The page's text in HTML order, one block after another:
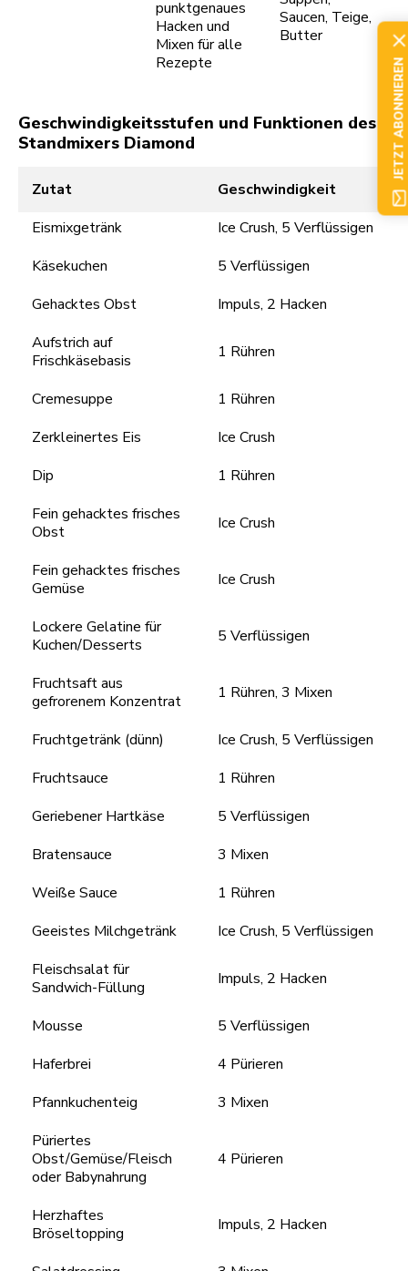
punktgenaues
Hacken und
Mixen für alle
Rezepte
Saucen, Teige,
Butter
Geschwindigkeitsstufen und Funktionen des
Standmixers Diamond
Zutat
Geschwindigkeit
Eismixgetränk
Ice Crush, 5 Verflüssigen
Käsekuchen
5 Verflüssigen
Gehacktes Obst
Impuls, 2 Hacken
Aufstrich auf
Frischkäsebasis
1 Rühren
Cremesuppe
1 Rühren
Zerkleinertes Eis
Ice Crush
Dip
1 Rühren
Fein gehacktes frisches
Obst
Ice Crush
Fein gehacktes frisches
Gemüse
Ice Crush
Lockere Gelatine für
Kuchen/Desserts
5 Verflüssigen
Fruchtsaft aus
gefrorenem Konzentrat
1 Rühren, 3 Mixen
Fruchtgetränk (dünn)
Ice Crush, 5 Verflüssigen
Fruchtsauce
1 Rühren
Geriebener Hartkäse
5 Verflüssigen
Bratensauce
3 Mixen
Weiße Sauce
1 Rühren
Geeistes Milchgetränk
Ice Crush, 5 Verflüssigen
Fleischsalat für
Sandwich-Füllung
Impuls, 2 Hacken
Mousse
5 Verflüssigen
Haferbrei
4 Pürieren
Pfannkuchenteig
3 Mixen
Püriertes
Obst/Gemüse/Fleisch
oder Babynahrung
4 Pürieren
Herzhaftes
Bröseltopping
Impuls, 2 Hacken
JETZT ABONNIEREN